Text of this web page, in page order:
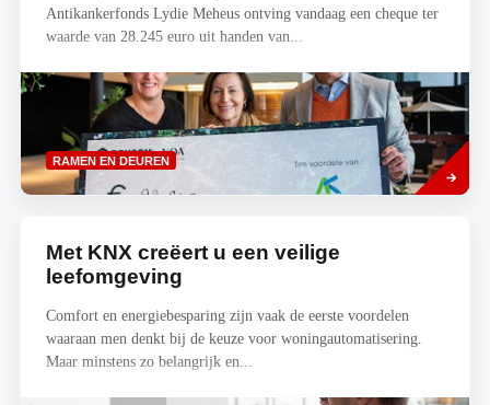
Antikankerfonds Lydie Meheus ontving vandaag een cheque ter
waarde van 28.245 euro uit handen van...
RAMEN EN DEUREN
Lees
meer
Met KNX creëert u een veilige
leefomgeving
Comfort en energiebesparing zijn vaak de eerste voordelen
waaraan men denkt bij de keuze voor woningautomatisering.
Maar minstens zo belangrijk en...